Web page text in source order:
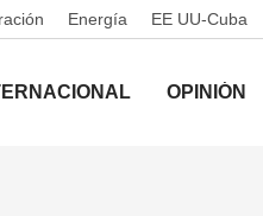
Energía EE UU-Cuba
OPINIÓN